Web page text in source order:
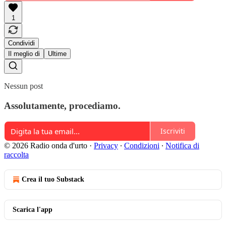
1
Condividi
Il meglio di
Ultime
Nessun post
Assolutamente, procediamo.
Iscriviti
© 2026 Radio onda d'urto · Privacy ∙ Condizioni ∙ Notifica di
raccolta
Crea il tuo Substack
Scarica l'app